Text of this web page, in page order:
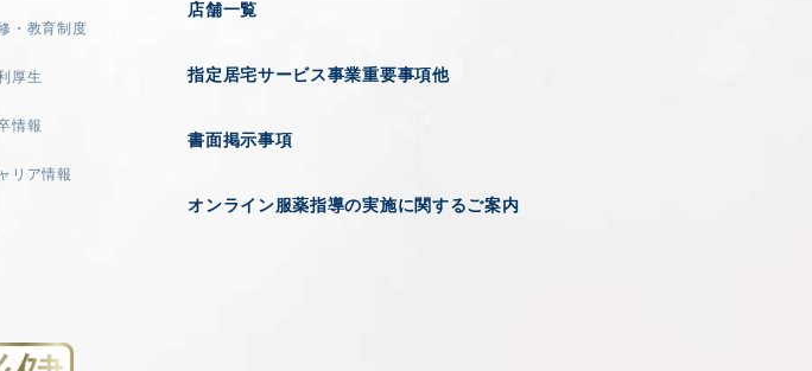
・教育制度
厚生
情報
リア情報
店舗一覧
指定居宅サービス事業重要事項他
書面掲示事項
オンライン服薬指導の実施に関するご案内